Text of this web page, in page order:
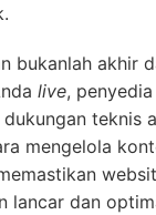
bukanlah akhir
live,
teknis
mengelola
lancar dan